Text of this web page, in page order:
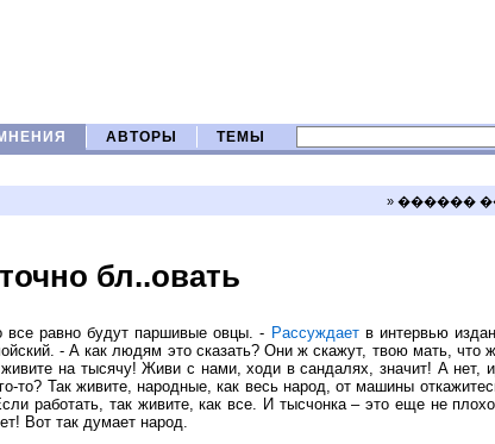
АВТОРЫ ТЕМЫ
» ������
бл..овать
все равно будут паршивые овцы. - Рассуждаетв интервью
- А как людям это сказать? Они ж скажут, твою мать, что
на тысячу! Живи с нами, ходи в сандалях, значит! А нет,
Так живите, народные, как весь народ, от машины
работать, так живите, как все. И тысчонка – это еще не
Вот так думает народ.